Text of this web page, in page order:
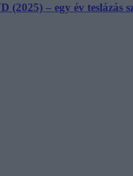
(2025) – egy év teslázás